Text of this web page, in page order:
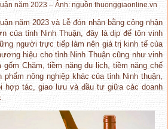
năm 2023 – Ảnh: nguồn thuonggiaonline.vn
năm 2023 và Lễ đón nhận bằng công nhận
của tỉnh Ninh Thuận, đây là dịp để tôn vinh
người trực tiếp làm nên giá trị kinh tế của
hiệu cho tỉnh Ninh Thuận cũng như vinh
gốm Chăm, tiềm năng du lịch, tiềm năng chế
nông nghiệp khác của tỉnh Ninh thuận,
hợp tác, giao lưu và đầu tư giữa các doanh